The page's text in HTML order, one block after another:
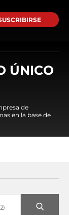
ÚNICO
de
en la base de